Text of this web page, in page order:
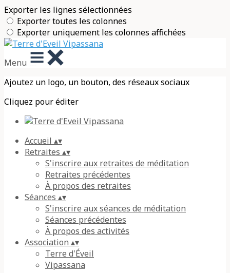
Exporter les lignes sélectionnées
Exporter toutes les colonnes
Exporter uniquement les colonnes affichées
Menu
Ajoutez un logo, un bouton, des réseaux sociaux
Cliquez pour éditer
Accueil ▴▾
Retraites ▴▾
S'inscrire aux retraites de méditation
Retraites précédentes
À propos des retraites
Séances ▴▾
S'inscrire aux séances de méditation
Séances précédentes
À propos des activités
Association ▴▾
Terre d'Éveil
Vipassana